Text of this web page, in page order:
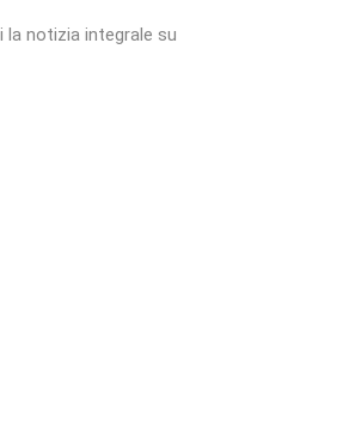
la notizia integrale su